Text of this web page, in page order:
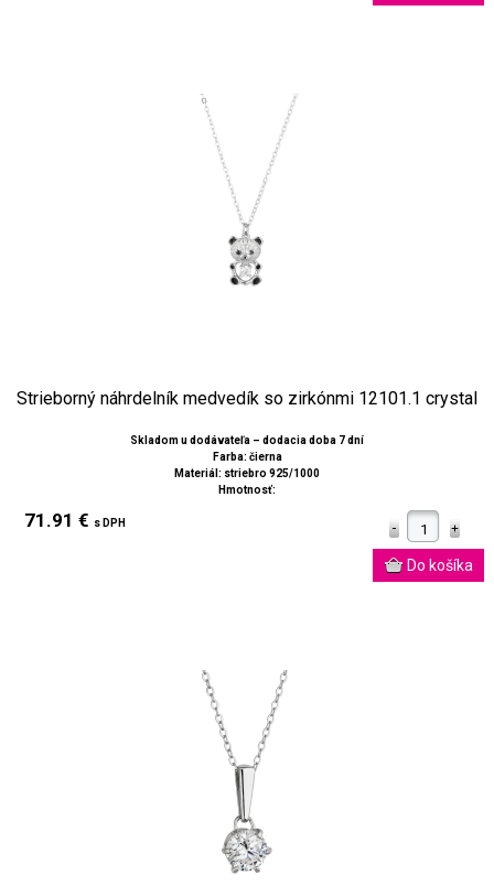
Strieborný náhrdelník medvedík so zirkónmi 12101.1 crystal
Skladom u dodávateľa – dodacia doba 7 dní
Farba: čierna
Materiál: striebro 925/1000
Hmotnosť:
71.91 € s DPH